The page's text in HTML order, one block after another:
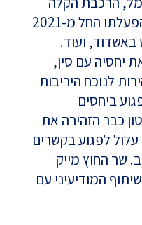
בתל אביב, הרחבת נמל חיפה והפעלתו החל מ-2021
באשדוד, ועוד.
יחסיה עם סין,
לנוכח היריבות
ביחסים
כבר הזהירה את
לפגוע בקשרים
שר החוץ מייק
המודיעיני עם